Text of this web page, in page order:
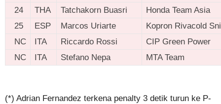
24
THA Tatchakorn Buasri
Honda Team Asia
25
ESP Marcos Uriarte
Kopron Rivacold
NC
ITA Riccardo Rossi
CIP Green Power
NC
ITA Stefano Nepa MTA Team
(*) Adrian Fernandez terkena penalty 3 detik turun ke P-